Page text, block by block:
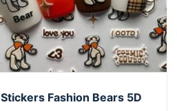
Stickers Fashion Bears 5D